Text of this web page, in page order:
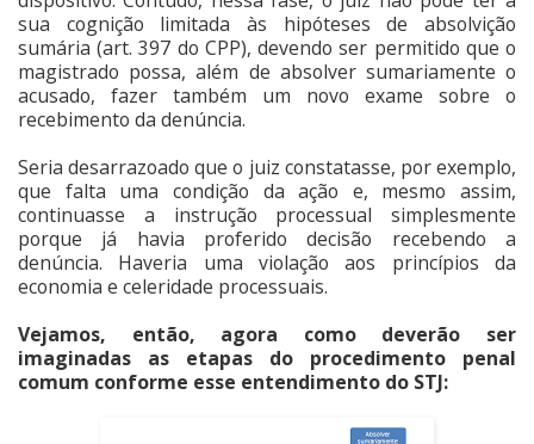
sua cognição limitada às hipóteses de absolvição
sumária (art. 397 do CPP), devendo ser permitido que o
magistrado possa, além de absolver sumariamente o
acusado, fazer também um novo exame sobre o
recebimento da denúncia.
Seria desarrazoado que o juiz constatasse, por exemplo,
que falta uma condição da ação e, mesmo assim,
continuasse a instrução processual simplesmente
porque já havia proferido decisão recebendo a
denúncia. Haveria uma violação aos princípios da
economia e celeridade processuais.
Vejamos, então, agora como deverão ser
imaginadas as etapas do procedimento penal
comum conforme esse entendimento do STJ: